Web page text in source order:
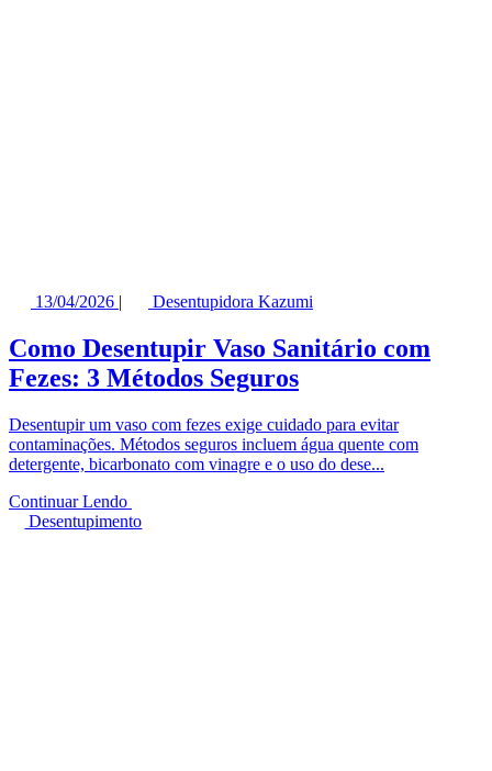
13/04/2026 | Desentupidora Kazumi
Como Desentupir Vaso Sanitário com
Fezes: 3 Métodos Seguros
Desentupir um vaso com fezes exige cuidado para evitar
contaminações. Métodos seguros incluem água quente com
detergente, bicarbonato com vinagre e o uso do dese...
Continuar Lendo
Desentupimento